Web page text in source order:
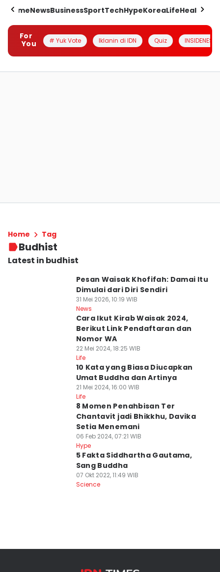
HomeNewsBusinessSportTechHypeKoreaLifeHealth
For
You
# Yuk Vote Iklanin di IDN Quiz INSIDENESIA
Home Tag
Budhist
Latest in budhist
Pesan Waisak Khofifah: Damai Itu
Dimulai dari Diri Sendiri
31 Mei 2026, 10:19 WIB
News
Cara Ikut Kirab Waisak 2024,
Berikut Link Pendaftaran dan
Nomor WA
22 Mei 2024, 18:25 WIB
Life
10 Kata yang Biasa Diucapkan
Umat Buddha dan Artinya
21 Mei 2024, 16:00 WIB
Life
8 Momen Penahbisan Ter
Chantavit jadi Bhikkhu, Davika
Setia Menemani
06 Feb 2024, 07:21 WIB
Hype
5 Fakta Siddhartha Gautama,
Sang Buddha
07 Okt 2022, 11:49 WIB
Science